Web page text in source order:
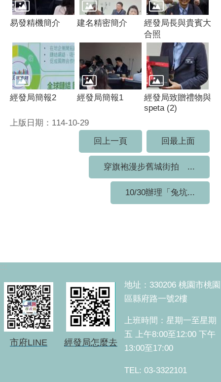
易發精機簡介 建名精密簡介
經發局長與貴賓大
合照
經發局簡報2 經發局簡報1
經發局致贈禮物與
speta (2)
上版日期：114-10-29
回上一頁
回最上面
穿旗袍漫步舊城街拍 ...
10/30辦理「兔坑...
:::
市府LINE 經發局怎麼去
地址：330206 桃園市桃園
區縣府路一號2樓
上班時間：星期一至星期
五 上午8:00至12:00 下午
13:00至17:00
TEL: 03-3322101